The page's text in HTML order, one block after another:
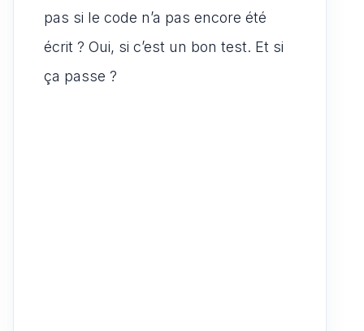
pas si le code n’a pas encore été
écrit ? Oui, si c’est un bon test. Et si
ça passe ?